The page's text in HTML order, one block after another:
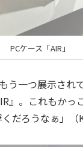
PCケース「AIR」
う一つ展示され
』。これもかっ
だろうなぁ」（